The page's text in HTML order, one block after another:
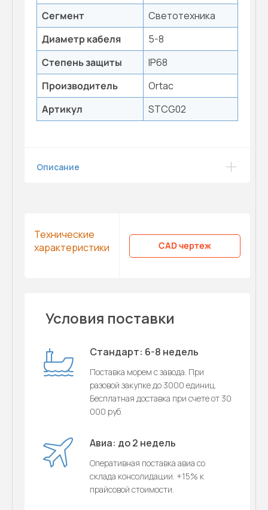
Сегмент
Светотехника
Диаметр кабеля
5-8
Степень защиты
IP68
Производитель
Ortac
Артикул
STCG02
Описание
Технические
характеристики
CAD чертеж
Условия поставки
Стандарт: 6-8 недель
Поставка морем с завода. При
разовой закупке до 3000 единиц.
Бесплатная доставка при счете от 30
000 руб.
Авиа: до 2 недель
Оперативная поставка авиа со
склада консолидации. +15% к
прайсовой стоимости.